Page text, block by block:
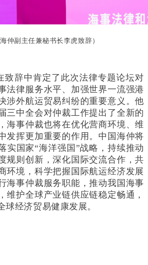
海仲副主任兼秘书长李虎致辞）
致辞中肯定了此次法律专题论坛对
法律服务水平、加强世界一流强港
涉外航运贸易纠纷的重要意义。他
三中全会对仲裁工作提出了全新的
海事仲裁也将在优化营商环境、维
发挥更加重要的作用。中国海仲将
实国家“海洋强国”战略，持续推动
规则创新，深化国际交流合作，共
环境，科学把握国际航运经济发展
海事仲裁服务职能，推动我国海事
维护全球产业链供应链稳定畅通，
球经济贸易健康发展。